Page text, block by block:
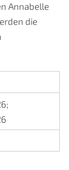
Annabelle
die
;